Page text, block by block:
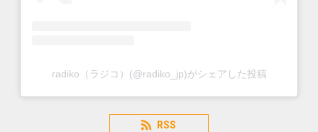
radiko（ラジコ）(@radiko_jp)がシェアした投稿
RSS